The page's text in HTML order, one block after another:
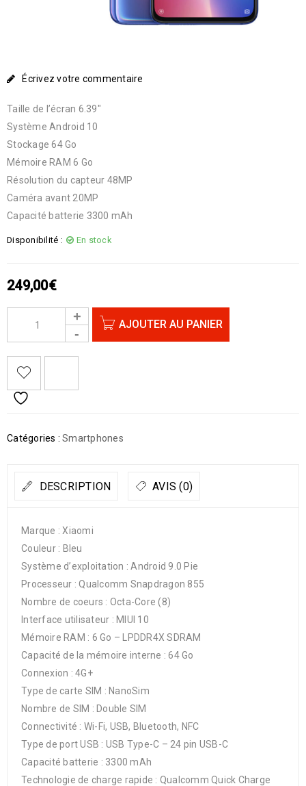
Écrivez votre commentaire
Taille de l’écran 6.39″
Système Android 10
Stockage 64 Go
Mémoire RAM 6 Go
Résolution du capteur 48MP
Caméra avant 20MP
Capacité batterie 3300 mAh
Disponibilité : En stock
249,00€
AJOUTER AU PANIER
Catégories : Smartphones
DESCRIPTION AVIS (0)
Marque : Xiaomi
Couleur : Bleu
Système d’exploitation : Android 9.0 Pie
Processeur : Qualcomm Snapdragon 855
Nombre de coeurs : Octa-Core (8)
Interface utilisateur : MIUI 10
Mémoire RAM : 6 Go – LPDDR4X SDRAM
Capacité de la mémoire interne : 64 Go
Connexion : 4G+
Type de carte SIM : NanoSim
Nombre de SIM : Double SIM
Connectivité : Wi-Fi, USB, Bluetooth, NFC
Type de port USB : USB Type-C – 24 pin USB-C
Capacité batterie : 3300 mAh
Technologie de charge rapide : Qualcomm Quick Charge